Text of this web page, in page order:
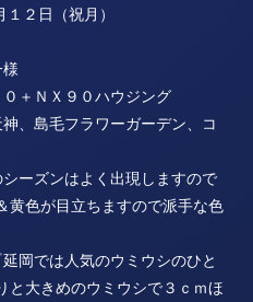
２日（祝月）
＋ＮＸ９０ハウジング
、島毛フラワーガーデン、コ
ーズンはよく出現しますので
黄色が目立ちますので派手な色
岡では人気のウミウシのひと
と大きめのウミウシで３ｃｍほ